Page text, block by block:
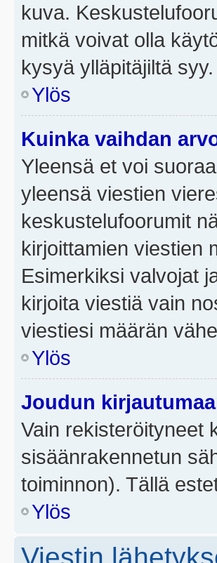
kuva.
mitkä voivat olla
kysyä ylläpitäjiltä syy.
Ylös
Kuinka vaihdan
Yleensä et voi
yleensä viestien
keskustelufoorumit
kirjoittamien viestien
Esimerkiksi valvojat
kirjoita viestiä vain
viestiesi määrän
Ylös
Joudun
Vain rekisteröityneet
sisäänrakennetun
toiminnon). Tällä
Ylös